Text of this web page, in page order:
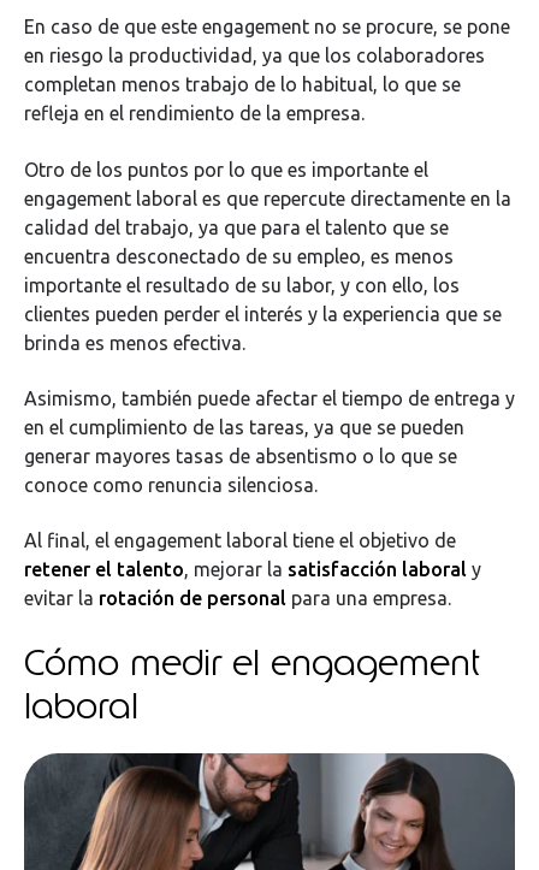
En caso de que este engagement no se procure, se pone
en riesgo la productividad, ya que los colaboradores
completan menos trabajo de lo habitual, lo que se
refleja en el rendimiento de la empresa.
Otro de los puntos por lo que es importante el
engagement laboral es que repercute directamente en la
calidad del trabajo, ya que para el talento que se
encuentra desconectado de su empleo, es menos
importante el resultado de su labor, y con ello, los
clientes pueden perder el interés y la experiencia que se
brinda es menos efectiva.
Asimismo, también puede afectar el tiempo de entrega y
en el cumplimiento de las tareas, ya que se pueden
generar mayores tasas de absentismo o lo que se
conoce como renuncia silenciosa.
Al final, el engagement laboral tiene el objetivo de
retener el talento, mejorar la satisfacción laboral y
evitar la rotación de personal para una empresa.
Cómo medir el engagement
laboral